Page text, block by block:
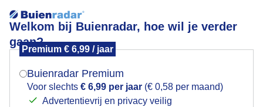
Welkom bij Buienradar, hoe wil je verder
gaan?
Premium € 6,99 / jaar
Buienradar Premium
Voor slechts € 6,99 per jaar (€ 0,58 per maand)
Advertentievrij en privacy veilig
Schapen bewolking zonsopkomst
Mogen we je locatie gebruiken voor het